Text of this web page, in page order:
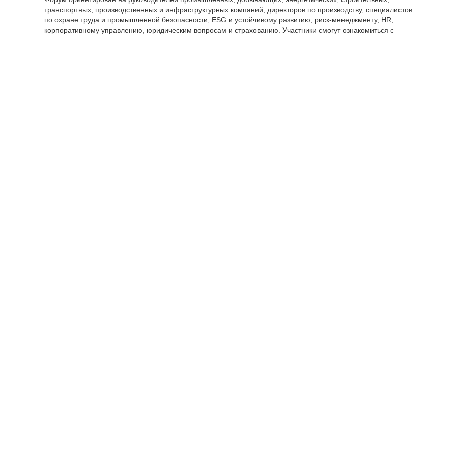
транспортных, производственных и инфраструктурных компаний, директоров по производству, специалистов
по охране труда и промышленной безопасности, ESG и устойчивому развитию, риск-менеджменту, HR,
корпоративному управлению, юридическим вопросам и страхованию. Участники смогут ознакомиться с